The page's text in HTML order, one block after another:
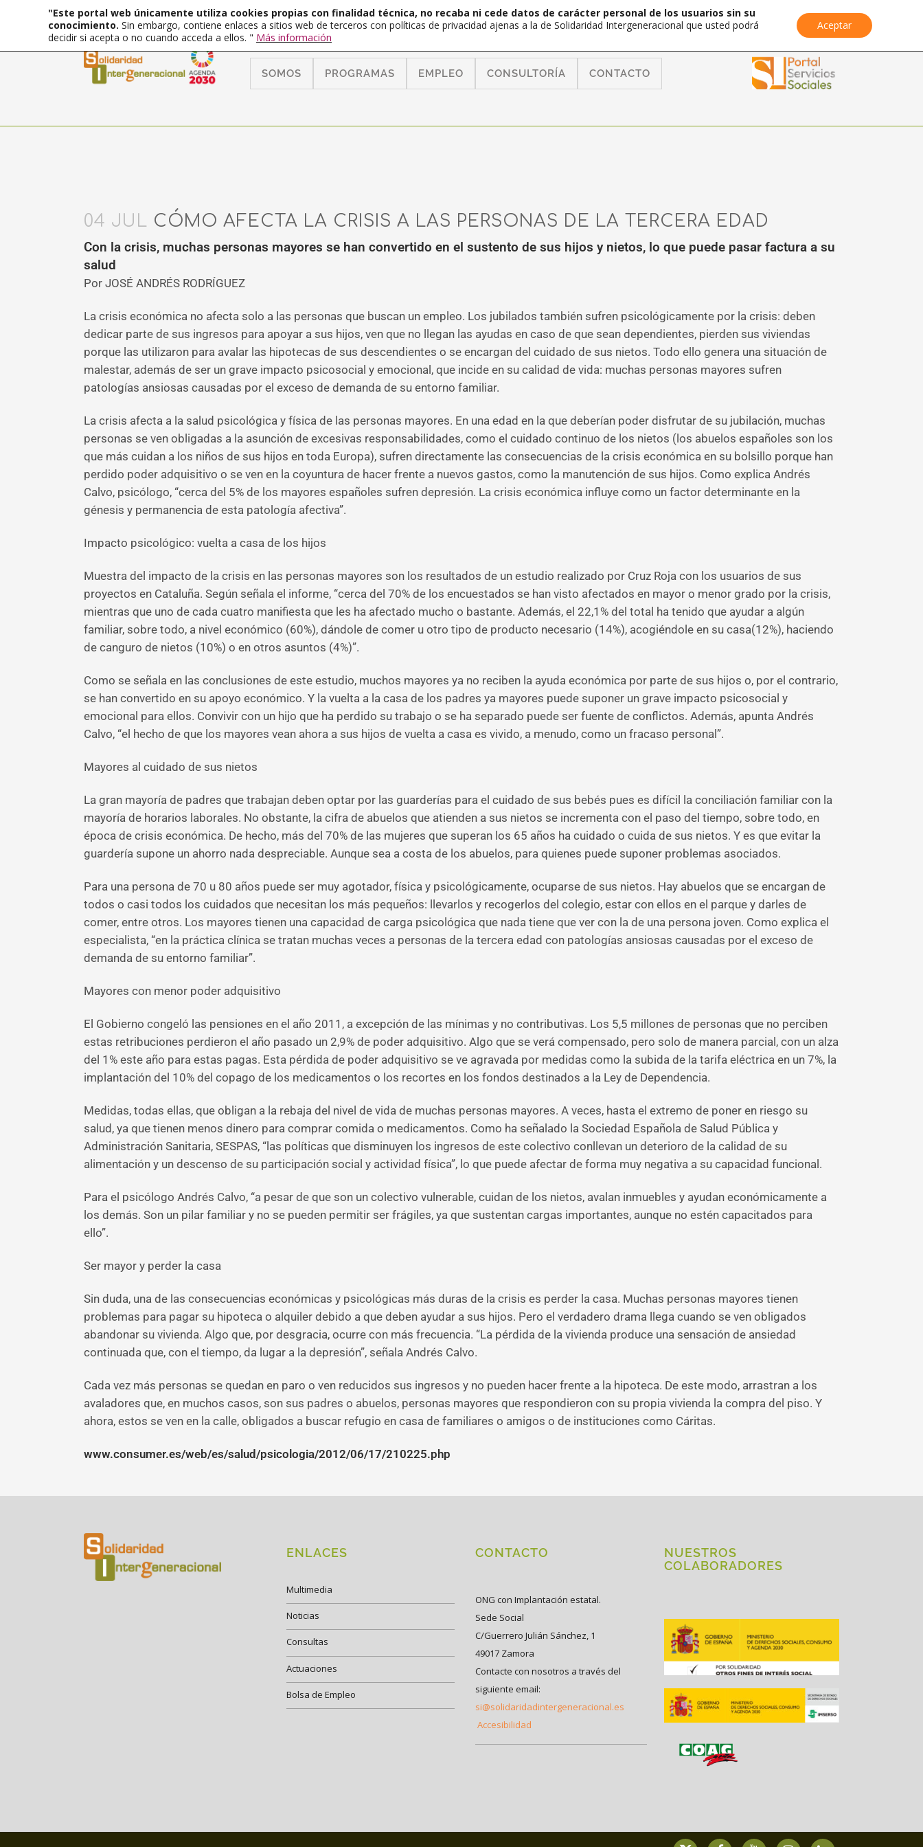
SOMOS PROGRAMAS EMPLEO CONSULTORÍA CONTACTO
04 JUL CÓMO AFECTA LA CRISIS A LAS PERSONAS DE LA TERCERA EDAD
Con la crisis, muchas personas mayores se han convertido en el sustento de sus hijos y nietos, lo que puede pasar factura a su
salud
Por JOSÉ ANDRÉS RODRÍGUEZ
La crisis económica no afecta solo a las personas que buscan un empleo. Los jubilados también sufren psicológicamente por la crisis: deben
dedicar parte de sus ingresos para apoyar a sus hijos, ven que no llegan las ayudas en caso de que sean dependientes, pierden sus viviendas
porque las utilizaron para avalar las hipotecas de sus descendientes o se encargan del cuidado de sus nietos. Todo ello genera una situación de
malestar, además de ser un grave impacto psicosocial y emocional, que incide en su calidad de vida: muchas personas mayores sufren
patologías ansiosas causadas por el exceso de demanda de su entorno familiar.
La crisis afecta a la salud psicológica y física de las personas mayores. En una edad en la que deberían poder disfrutar de su jubilación, muchas
personas se ven obligadas a la asunción de excesivas responsabilidades, como el cuidado continuo de los nietos (los abuelos españoles son los
que más cuidan a los niños de sus hijos en toda Europa), sufren directamente las consecuencias de la crisis económica en su bolsillo porque han
perdido poder adquisitivo o se ven en la coyuntura de hacer frente a nuevos gastos, como la manutención de sus hijos. Como explica Andrés
Calvo, psicólogo, “cerca del 5% de los mayores españoles sufren depresión. La crisis económica influye como un factor determinante en la
génesis y permanencia de esta patología afectiva”.
Impacto psicológico: vuelta a casa de los hijos
Muestra del impacto de la crisis en las personas mayores son los resultados de un estudio realizado por Cruz Roja con los usuarios de sus
proyectos en Cataluña. Según señala el informe, “cerca del 70% de los encuestados se han visto afectados en mayor o menor grado por la crisis,
mientras que uno de cada cuatro manifiesta que les ha afectado mucho o bastante. Además, el 22,1% del total ha tenido que ayudar a algún
familiar, sobre todo, a nivel económico (60%), dándole de comer u otro tipo de producto necesario (14%), acogiéndole en su casa(12%), haciendo
de canguro de nietos (10%) o en otros asuntos (4%)”.
Como se señala en las conclusiones de este estudio, muchos mayores ya no reciben la ayuda económica por parte de sus hijos o, por el contrario,
se han convertido en su apoyo económico. Y la vuelta a la casa de los padres ya mayores puede suponer un grave impacto psicosocial y
emocional para ellos. Convivir con un hijo que ha perdido su trabajo o se ha separado puede ser fuente de conflictos. Además, apunta Andrés
Calvo, “el hecho de que los mayores vean ahora a sus hijos de vuelta a casa es vivido, a menudo, como un fracaso personal”.
Mayores al cuidado de sus nietos
La gran mayoría de padres que trabajan deben optar por las guarderías para el cuidado de sus bebés pues es difícil la conciliación familiar con la
mayoría de horarios laborales. No obstante, la cifra de abuelos que atienden a sus nietos se incrementa con el paso del tiempo, sobre todo, en
época de crisis económica. De hecho, más del 70% de las mujeres que superan los 65 años ha cuidado o cuida de sus nietos. Y es que evitar la
guardería supone un ahorro nada despreciable. Aunque sea a costa de los abuelos, para quienes puede suponer problemas asociados.
Para una persona de 70 u 80 años puede ser muy agotador, física y psicológicamente, ocuparse de sus nietos. Hay abuelos que se encargan de
todos o casi todos los cuidados que necesitan los más pequeños: llevarlos y recogerlos del colegio, estar con ellos en el parque y darles de
comer, entre otros. Los mayores tienen una capacidad de carga psicológica que nada tiene que ver con la de una persona joven. Como explica el
especialista, “en la práctica clínica se tratan muchas veces a personas de la tercera edad con patologías ansiosas causadas por el exceso de
demanda de su entorno familiar”.
Mayores con menor poder adquisitivo
El Gobierno congeló las pensiones en el año 2011, a excepción de las mínimas y no contributivas. Los 5,5 millones de personas que no perciben
estas retribuciones perdieron el año pasado un 2,9% de poder adquisitivo. Algo que se verá compensado, pero solo de manera parcial, con un alza
del 1% este año para estas pagas. Esta pérdida de poder adquisitivo se ve agravada por medidas como la subida de la tarifa eléctrica en un 7%, la
implantación del 10% del copago de los medicamentos o los recortes en los fondos destinados a la Ley de Dependencia.
Medidas, todas ellas, que obligan a la rebaja del nivel de vida de muchas personas mayores. A veces, hasta el extremo de poner en riesgo su
salud, ya que tienen menos dinero para comprar comida o medicamentos. Como ha señalado la Sociedad Española de Salud Pública y
Administración Sanitaria, SESPAS, “las políticas que disminuyen los ingresos de este colectivo conllevan un deterioro de la calidad de su
alimentación y un descenso de su participación social y actividad física”, lo que puede afectar de forma muy negativa a su capacidad funcional.
Para el psicólogo Andrés Calvo, “a pesar de que son un colectivo vulnerable, cuidan de los nietos, avalan inmuebles y ayudan económicamente a
los demás. Son un pilar familiar y no se pueden permitir ser frágiles, ya que sustentan cargas importantes, aunque no estén capacitados para
ello”.
Ser mayor y perder la casa
Sin duda, una de las consecuencias económicas y psicológicas más duras de la crisis es perder la casa. Muchas personas mayores tienen
problemas para pagar su hipoteca o alquiler debido a que deben ayudar a sus hijos. Pero el verdadero drama llega cuando se ven obligados
abandonar su vivienda. Algo que, por desgracia, ocurre con más frecuencia. “La pérdida de la vivienda produce una sensación de ansiedad
continuada que, con el tiempo, da lugar a la depresión”, señala Andrés Calvo.
Cada vez más personas se quedan en paro o ven reducidos sus ingresos y no pueden hacer frente a la hipoteca. De este modo, arrastran a los
avaladores que, en muchos casos, son sus padres o abuelos, personas mayores que respondieron con su propia vivienda la compra del piso. Y
ahora, estos se ven en la calle, obligados a buscar refugio en casa de familiares o amigos o de instituciones como Cáritas.
www.consumer.es/web/es/salud/psicologia/2012/06/17/210225.php
ENLACES
Multimedia
Noticias
Consultas
Actuaciones
Bolsa de Empleo
CONTACTO
ONG con Implantación estatal.
Sede Social
C/Guerrero Julián Sánchez, 1
49017 Zamora
Contacte con nosotros a través del
siguiente email:
si@solidaridadintergeneracional.es
Accesibilidad
NUESTROS
COLABORADORES
"Este portal web únicamente utiliza cookies propias con finalidad técnica, no recaba ni cede datos de carácter personal de los usuarios sin su
conocimiento. Sin embargo, contiene enlaces a sitios web de terceros con políticas de privacidad ajenas a la de Solidaridad Intergeneracional que usted podrá
decidir si acepta o no cuando acceda a ellos. " Más información
Aceptar